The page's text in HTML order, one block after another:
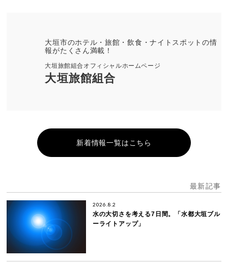
大垣市のホテル・旅館・飲食・ナイトスポットの情
報がたくさん満載！
大垣旅館組合オフィシャルホームページ
大垣旅館組合
新着情報一覧はこちら
最新記事
2026.8.2
水の大切さを考える7日間。「水都大垣ブル
ーライトアップ」